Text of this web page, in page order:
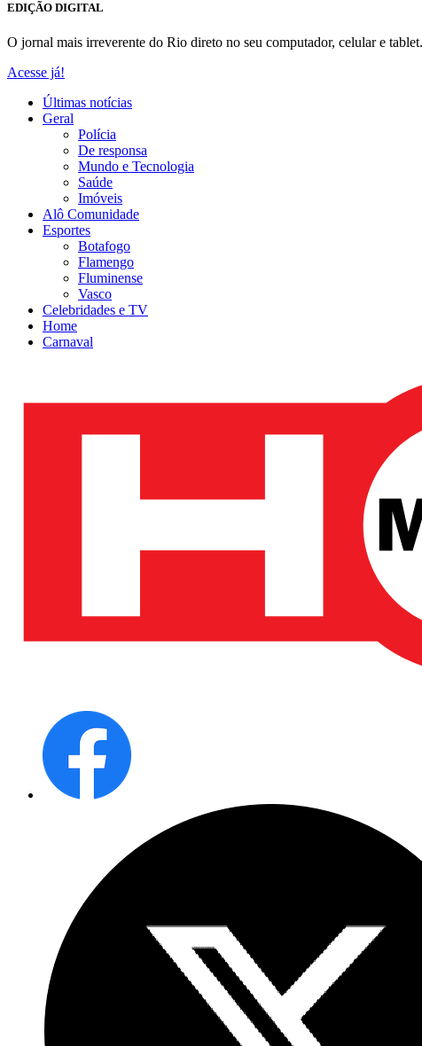
EDIÇÃO DIGITAL
O jornal mais irreverente do Rio direto no seu computador, celular e tablet.
Acesse já!
Últimas notícias
Geral
Polícia
De responsa
Mundo e Tecnologia
Saúde
Imóveis
Alô Comunidade
Esportes
Botafogo
Flamengo
Fluminense
Vasco
Celebridades e TV
Home
Carnaval